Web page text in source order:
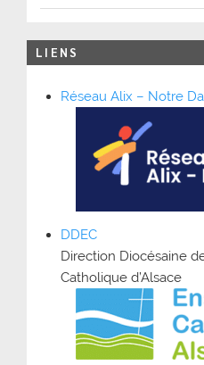
LIENS
Réseau Alix – Notre
DDEC
Direction Diocésaine
Catholique d’Alsace